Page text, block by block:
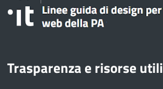
Trasparenza e risorse utili